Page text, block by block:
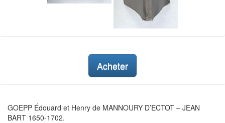
Acheter
GOEPP Édouard et Henry de MANNOURY D’ECTOT – JEAN
BART 1650-1702.